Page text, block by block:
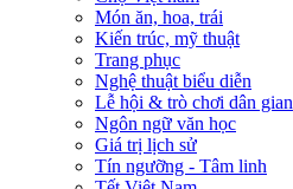
Món ăn, hoa, trái
Kiến trúc, mỹ thuật
Trang phục
Nghệ thuật biểu diễn
Lễ hội & trò chơi dân gian
Ngôn ngữ văn học
Giá trị lịch sử
Tín ngưỡng - Tâm linh